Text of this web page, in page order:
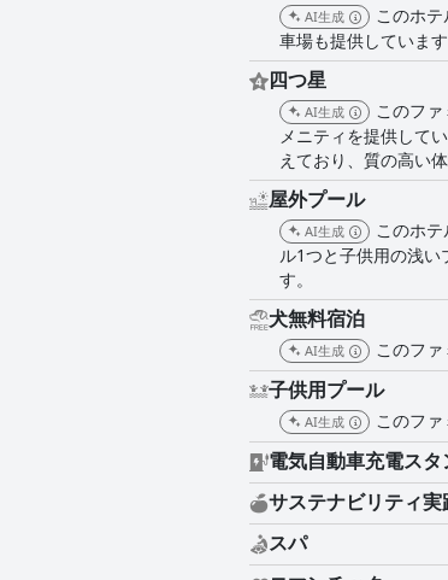
AI生成
このホ
車場も提供しています
四つ星
AI生成
このフ
メニティを提供して
えており、質の高い
屋外プール
AI生成
このホ
ル1つと子供用の浅
す。
犬無料宿泊
AI生成 このフ
子供用プール
AI生成 このフ
電気自動車充電スタ
サステナビリティ実
スパ